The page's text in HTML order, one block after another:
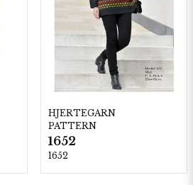
HJERTEGARN
PATTERN
1652
1652